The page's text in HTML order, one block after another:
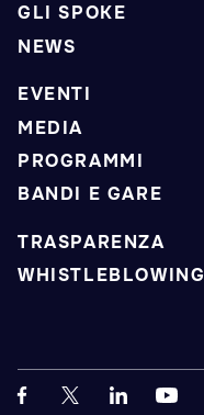
GLI SPOKE
NEWS
EVENTI
MEDIA
PROGRAMMI
BANDI E GARE
TRASPARENZA
WHISTLEBLOWING